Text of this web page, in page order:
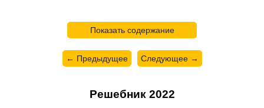
Показать содержание
← Предыдущее Следующее →
Решебник 2022